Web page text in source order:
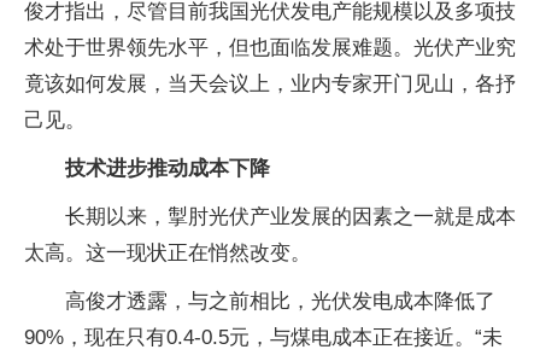
俊才指出，尽管目前我国光伏发电产能规模以及多项技
术处于世界领先水平，但也面临发展难题。光伏产业究
竟该如何发展，当天会议上，业内专家开门见山，各抒
己见。
技术进步推动成本下降
长期以来，掣肘光伏产业发展的因素之一就是成本
太高。这一现状正在悄然改变。
高俊才透露，与之前相比，光伏发电成本降低了
90%，现在只有0.4-0.5元，与煤电成本正在接近。“未